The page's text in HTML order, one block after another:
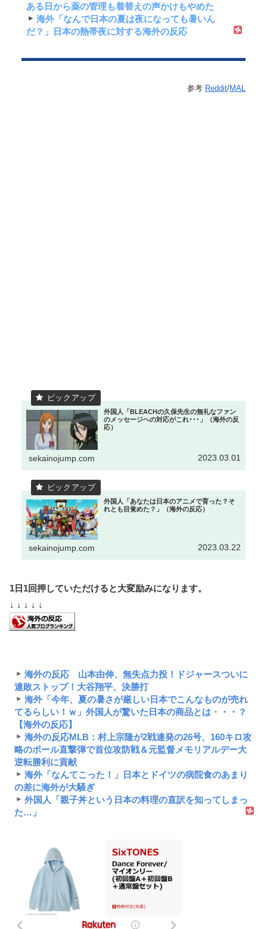
ある日から薬の管理も着替えの声かけもやめた
海外「なんで日本の夏は夜になっても暑いん
だ？」日本の熱帯夜に対する海外の反応
参考 Reddit/MAL
外国人「BLEACHの久保先生の無礼なファン
のメッセージへの対応がこれ･･･」（海外の反
応）
sekainojump.com 2023.03.01
外国人「あなたは日本のアニメで育った？そ
れとも目覚めた？」（海外の反応）
sekainojump.com 2023.03.22
1日1回押していただけると大変励みになります。
↓ ↓ ↓ ↓ ↓
海外の反応 山本由伸、無失点力投！ドジャースついに
連敗ストップ！大谷翔平、決勝打
海外「今年、夏の暑さが厳しい日本でこんなものが売れ
てるらしい！ｗ」外国人が驚いた日本の商品とは・・・？
【海外の反応】
海外の反応MLB：村上宗隆が2戦連発の26号、160キロ攻
略のポール直撃弾で首位攻防戦＆元監督メモリアルデー大
逆転勝利に貢献
海外「なんてこった！」日本とドイツの病院食のあまり
の差に海外が大騒ぎ
外国人「親子丼という日本の料理の直訳を知ってしまっ
た…」